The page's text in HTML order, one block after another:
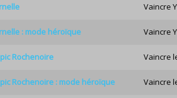
Vaincre
: mode héroïque Vaincre
Rochenoire Vaincre
Rochenoire : mode héroïque Vaincre